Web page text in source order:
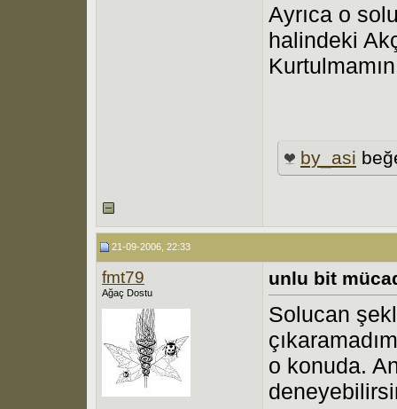
Ayrıca o
halindeki
by_asi
21-09-2006, 22:33
fmt79
Ağaç Dostu
unlu bit
Solucan
o konuda.